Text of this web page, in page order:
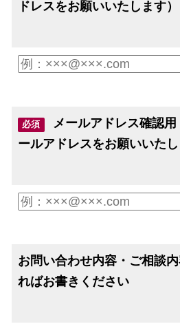
ドレスをお願いいたします）
必須
メールアドレス確認
ールアドレスをお願いいたし
お問い合わせ内容・ご相談
ればお書きください